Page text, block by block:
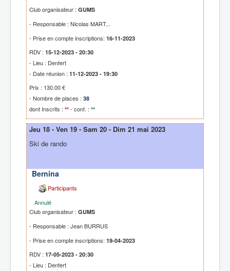
Club organisateur : GUMS
- Responsable : Nicolas MART...
- Prise en compte inscriptions: 16-11-2023
RDV : 15-12-2023 - 20:30
- Lieu : Denfert
- Date réunion : 11-12-2023 - 19:30
Prix : 130.00 €
- Nombre de places : 38
dont Inscrits : ** - conf. : **
Jeu 18 - Ven 19 - Sam 20 - Dim 21 mai 2023
Ski de rando
Bernina
Participants
Annulé
Club organisateur : GUMS
- Responsable : Jean BURRUS
- Prise en compte inscriptions: 19-04-2023
RDV : 17-05-2023 - 20:30
- Lieu : Denfert